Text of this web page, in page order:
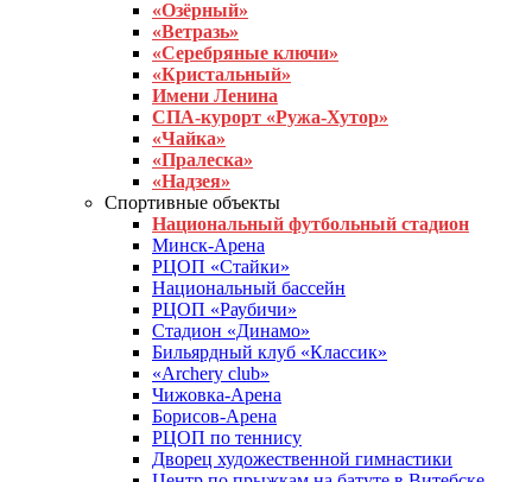
«Озёрный»
«Ветразь»
«Серебряные ключи»
«Кристальный»
Имени Ленина
СПА-курорт «Ружа-Хутор»
«Чайка»
«Пралеска»
«Надзея»
Спортивные объекты
Национальный футбольный стадион
Минск-Арена
РЦОП «Стайки»
Национальный бассейн
РЦОП «Раубичи»
Стадион «Динамо»
Бильярдный клуб «Классик»
«Archery club»
Чижовка-Арена
Борисов-Арена
РЦОП по теннису
Дворец художественной гимнастики